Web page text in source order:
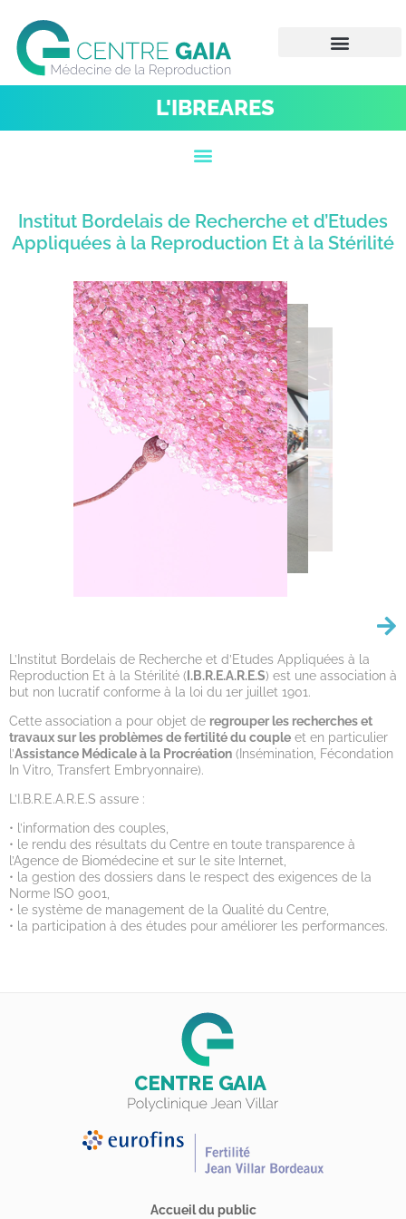
L'IBREARES
Institut Bordelais de Recherche et d’Etudes
Appliquées à la Reproduction Et à la Stérilité
L’Institut Bordelais de Recherche et d’Etudes Appliquées à la
Reproduction Et à la Stérilité ( I.B.R.E.A.R.E.S) est une association à
but non lucratif conforme à la loi du 1er juillet 1901.
Cette association a pour objet de regrouper les recherches et
travaux sur les problèmes de fertilité du couple et en particulier
l’Assistance Médicale à la Procréation (Insémination, Fécondation
In Vitro, Transfert Embryonnaire).
L’I.B.R.E.A.R.E.S assure :
• l’information des couples,
• le rendu des résultats du Centre en toute transparence à
l’Agence de Biomédecine et sur le site Internet,
• la gestion des dossiers dans le respect des exigences de la
Norme ISO 9001,
• le système de management de la Qualité du Centre,
• la participation à des études pour améliorer les performances.
Accueil du public